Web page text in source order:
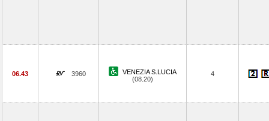
06.43 3960
VENEZIA S.LUCIA
(08.20)
4